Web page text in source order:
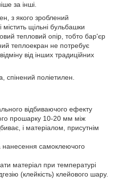
за інші.
з якого зроблений
містить щільні бульбашки
тепловий опір, тобто бар'єр
теплоекран не потребує
від інших традиційних
спінений поліетилен.
відбиваючого ефекту
прошарку 10-20 мм між
і матеріалом, присутнім
самоклеючого
матеріал при температурі
(клейкість) клейового шару.